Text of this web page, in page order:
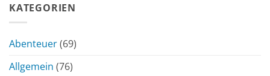
KATEGORIEN
Abenteuer(69)
Allgemein (76)